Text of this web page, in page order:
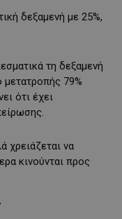
δεξαμενή με 25%,
τη δεξαμενή
79%
ότι έχει
χρειάζεται να
κινούνται προς